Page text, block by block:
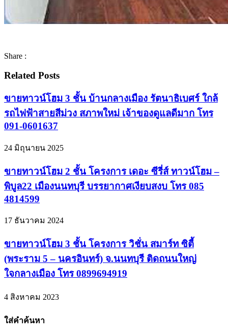
Share :
Related Posts
ขายทาวน์โฮม 3 ชั้น บ้านกลางเมือง รัตนาธิเบศร์ ใกล้
รถไฟฟ้าสายสีม่วง สภาพใหม่ เจ้าของดูแลดีมาก โทร
091-0601637
24 มิถุนายน 2025
ขายทาวน์โฮม 2 ชั้น โครงการ เดอะ ซีรี่ส์ ทาวน์โฮม –
พิบูล22 เมืองนนทบุรี บรรยากาศเงียบสงบ โทร 085
4814599
17 ธันวาคม 2024
ขายทาวน์โฮม 3 ชั้น โครงการ วิชั่น สมาร์ท ซิตี้
(พระราม 5 – นครอินทร์) จ.นนทบุรี ติดถนนใหญ่
ใจกลางเมือง โทร 0899694919
4 สิงหาคม 2023
ใส่คำค้นหา